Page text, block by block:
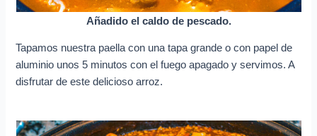
Añadido el caldo de pescado.
Tapamos nuestra paella con una tapa grande o con papel de
aluminio unos 5 minutos con el fuego apagado y servimos. A
disfrutar de este delicioso arroz.